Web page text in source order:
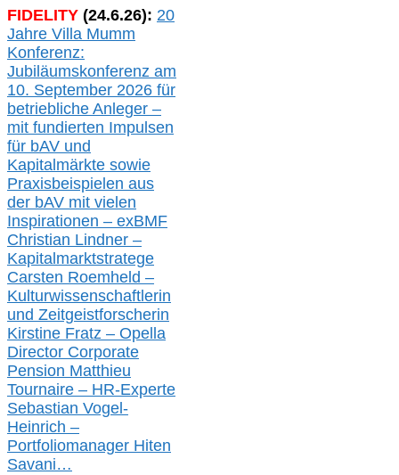
FIDELITY (24.6.26): 20
Jahre Villa Mumm
Konferenz:
Jubiläumskonferenz am
10. September 2026 für
betriebliche Anleger –
mit fundierten Impulsen
für bAV und
Kapitalmärkte sowie
Praxisbeispielen aus
der bAV mit vielen
Inspirationen – exBMF
Christian Lindner –
Kapitalmarktstratege
Carsten Roemheld –
Kulturwissenschaftlerin
und Zeitgeistforscherin
Kirstine Fratz – Opella
Director Corporate
Pension Matthieu
Tournaire – HR-Experte
Sebastian Vogel-
Heinrich –
Portfoliomanager Hiten
Savani…